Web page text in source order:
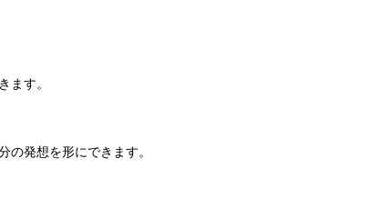
ます。
の発想を形にできます。